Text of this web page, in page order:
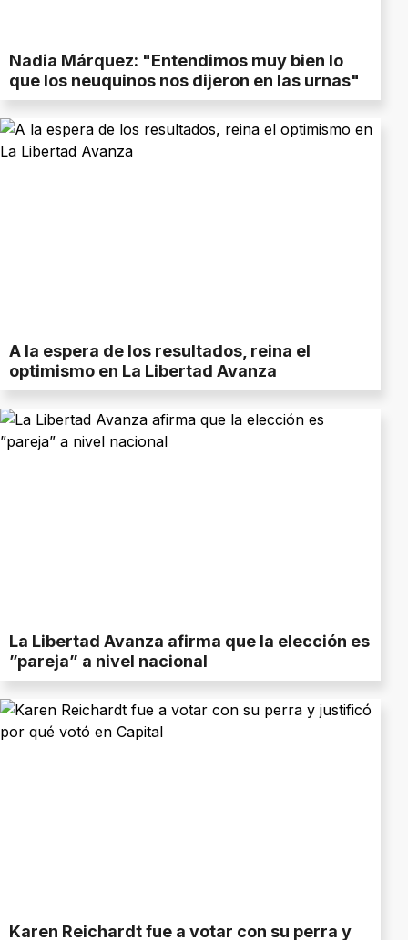
Nadia Márquez: "Entendimos muy bien lo
que los neuquinos nos dijeron en las urnas"
A la espera de los resultados, reina el
optimismo en La Libertad Avanza
La Libertad Avanza afirma que la elección es
”pareja” a nivel nacional
Karen Reichardt fue a votar con su perra y